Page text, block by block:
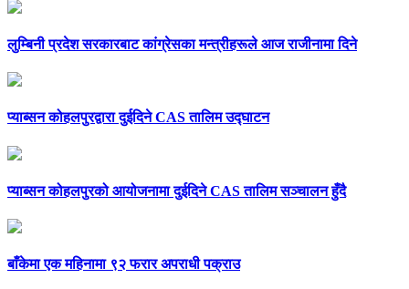
लुम्बिनी प्रदेश सरकारबाट कांग्रेसका मन्त्रीहरूले आज राजीनामा दिने
प्याब्सन कोहलपुरद्वारा दुईदिने CAS तालिम उद्घाटन
प्याब्सन कोहलपुरको आयोजनामा दुईदिने CAS तालिम सञ्चालन हुँदै
बाँकेमा एक महिनामा ९२ फरार अपराधी पक्राउ